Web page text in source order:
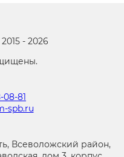
2015 - 2026
08-81
spb.ru
Всеволожский район,